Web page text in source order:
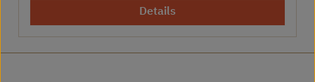
Details